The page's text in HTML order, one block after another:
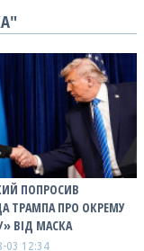
ПОПРОСИВ
ТРАМПА ПРО ОКРЕМУ
ВІД МАСКА
03 12:34